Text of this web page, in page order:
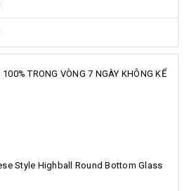
TRONG VÒNG 7 NGÀY KHÔNG KỂ
Style Highball Round Bottom Glass